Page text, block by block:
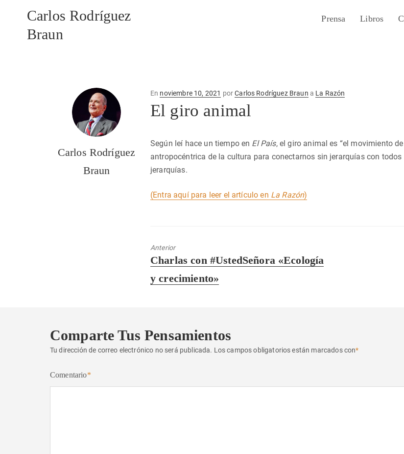
Carlos Rodríguez
Braun
Prensa Libros
Carlos Rodríguez
Braun
En Publicado
en
noviembre 10, 2021 porCarlos Rodríguez Braun a La Razón
El giro animal
Según leí hace un tiempo en El País, el giro animal es “el movimiento
antropocéntrica de la cultura para conectarnos sin jerarquías con
jerarquías.
(Entra aquí para leer el artículo en La Razón)
Anterior
Entrada
Charlas con #UstedSeñora «Ecología
y crecimiento»
Comparte Tus Pensamientos
Tu dirección de correo electrónico no será publicada. Los campos obligatorios están marcados con*
Comentario*